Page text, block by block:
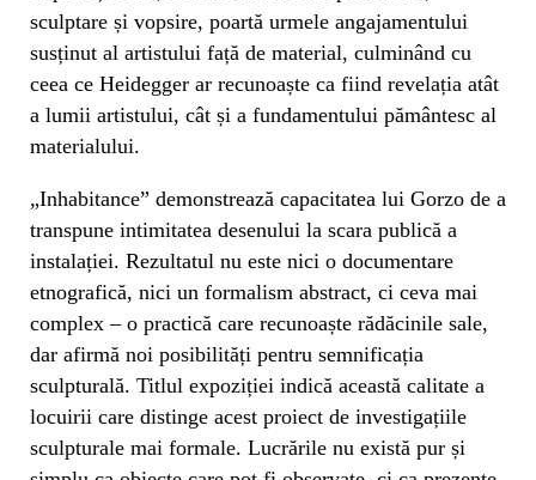
sculptare și vopsire, poartă urmele angajamentului
susținut al artistului față de material, culminând cu
ceea ce Heidegger ar recunoaște ca fiind revelația atât
a lumii artistului, cât și a fundamentului pământesc al
materialului.
„Inhabitance” demonstrează capacitatea lui Gorzo de a
transpune intimitatea desenului la scara publică a
instalației. Rezultatul nu este nici o documentare
etnografică, nici un formalism abstract, ci ceva mai
complex – o practică care recunoaște rădăcinile sale,
dar afirmă noi posibilități pentru semnificația
sculpturală. Titlul expoziției indică această calitate a
locuirii care distinge acest proiect de investigațiile
sculpturale mai formale. Lucrările nu există pur și